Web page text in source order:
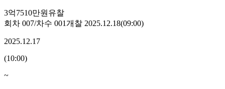
3억7510만원 유찰
회차 007/차수 001개찰 2025.12.18(09:00)
2025.12.17
(10:00)
~